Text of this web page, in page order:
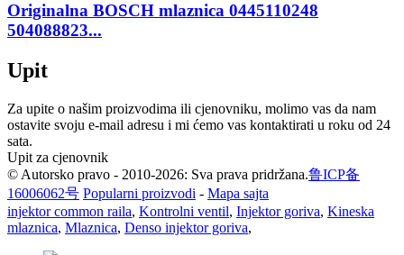
Originalna BOSCH mlaznica 0445110248
504088823...
Upit
Za upite o našim proizvodima ili cjenovniku, molimo vas da nam
ostavite svoju e-mail adresu i mi ćemo vas kontaktirati u roku od 24
sata.
Upit za cjenovnik
© Autorsko pravo - 2010-2026: Sva prava pridržana.鲁ICP备
16006062号 Popularni proizvodi - Mapa sajta
injektor common raila, Kontrolni ventil, Injektor goriva, Kineska
mlaznica, Mlaznica, Denso injektor goriva,